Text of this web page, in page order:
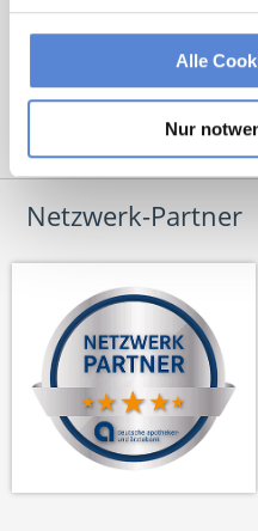
Alle
Nur
Netzwerk-Partner